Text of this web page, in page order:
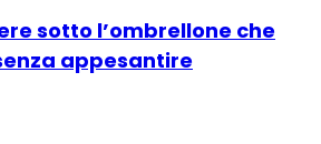
sotto l’ombrellone che
appesantire